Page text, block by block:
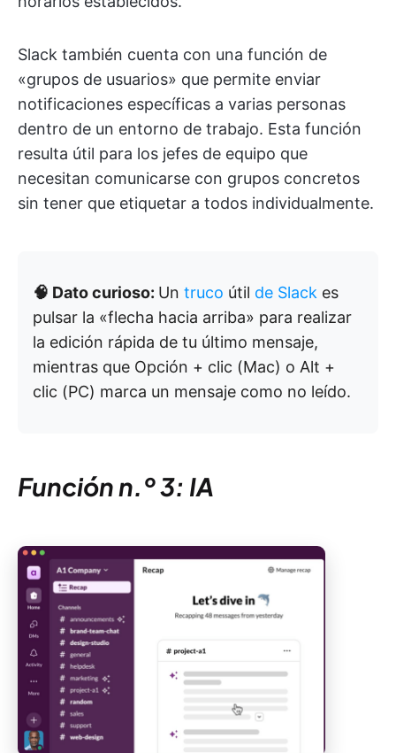
Slack también cuenta con una función de
«grupos de usuarios» que permite enviar
notificaciones específicas a varias personas
dentro de un entorno de trabajo. Esta función
resulta útil para los jefes de equipo que
necesitan comunicarse con grupos concretos
sin tener que etiquetar a todos individualmente.
🧠 Dato curioso: Un truco útil de Slack es
pulsar la «flecha hacia arriba» para realizar
la edición rápida de tu último mensaje,
mientras que Opción + clic (Mac) o Alt +
clic (PC) marca un mensaje como no leído.
Función n.º 3: IA